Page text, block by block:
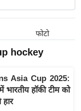
फोटो
hockey
Asia Cup 2025:
भारतीय हॉकी टीम को